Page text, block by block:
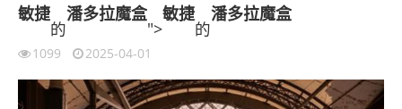
敏捷
的
潘多拉魔盒
">
敏捷
的
潘多拉魔盒
1099 2025-04-01